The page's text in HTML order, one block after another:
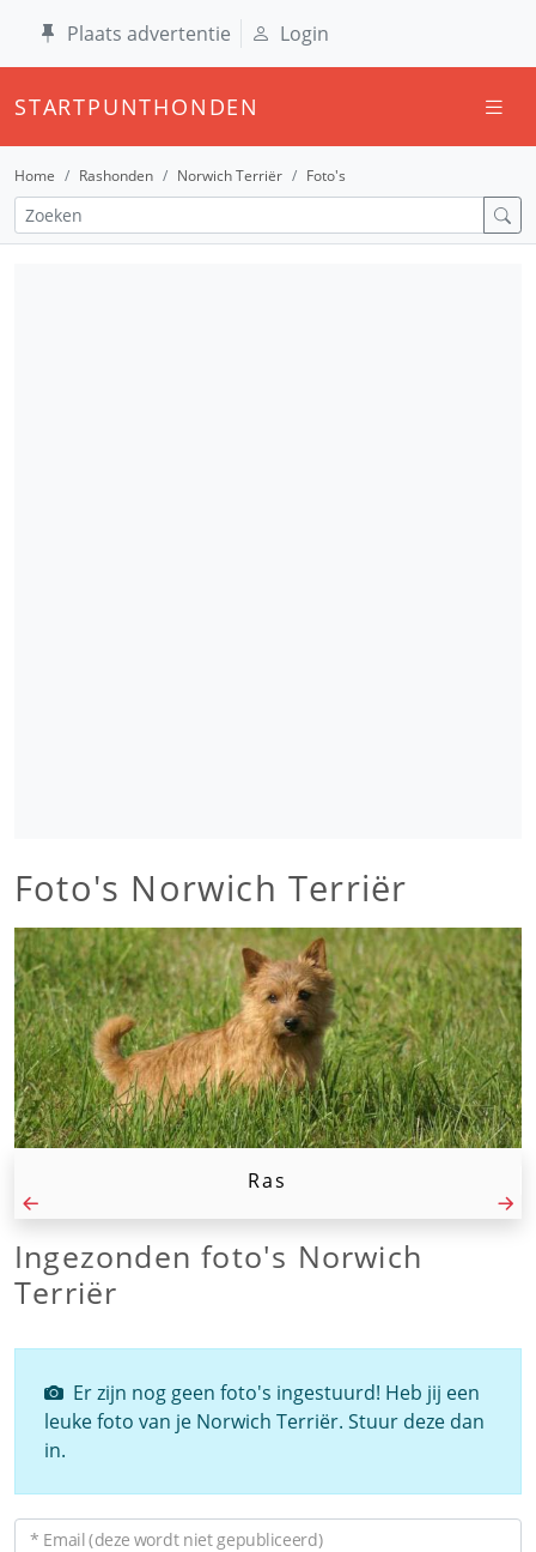
Plaats advertentie Login
STARTPUNTHONDEN
Home Rashonden Norwich Terriër Foto's
Foto's Norwich Terriër
Ras
Ingezonden foto's Norwich
Terriër
Er zijn nog geen foto's ingestuurd! Heb jij een
leuke foto van je Norwich Terriër. Stuur deze dan
in.
* Email (deze wordt niet gepubliceerd)